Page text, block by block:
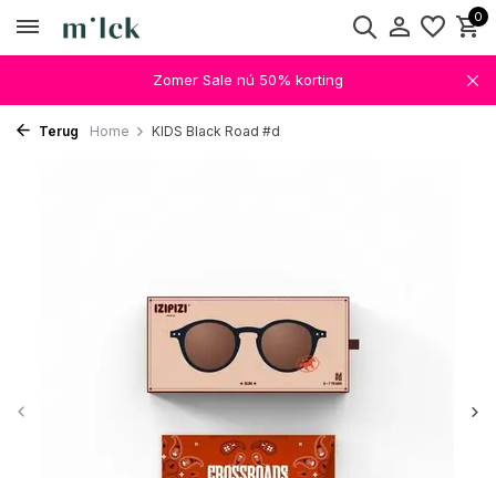
0
Zomer Sale nú 50% korting
Terug Home KIDS Black Road #d